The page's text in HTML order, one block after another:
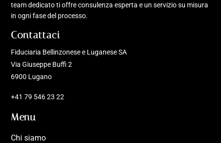
team dedicato ti offre consulenza esperta e un servizio su misura
in ogni fase del processo.
Contattaci
Fiduciaria Bellinzonese e Luganese SA
Via Giuseppe Buffi 2
6900 Lugano
+41 79 546 23 22
Menu
Chi siamo